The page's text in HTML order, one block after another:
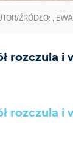
rozczula i
ŹRÓDŁO: ,
rozczula i